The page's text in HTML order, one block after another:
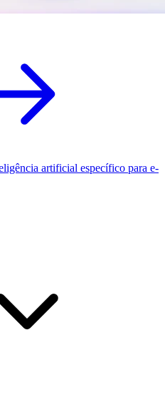
artificial específico para e-